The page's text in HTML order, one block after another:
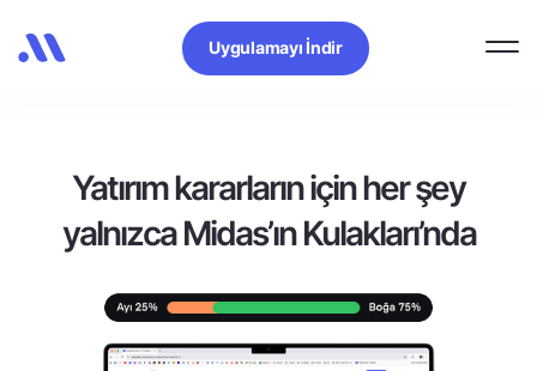
Uygulamayı İndir
Yatırım kararların için her şey
yalnızca Midas’ın Kulakları’nda